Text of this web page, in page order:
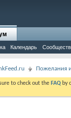
Календарь
Пожелания
to check out the FAQ by